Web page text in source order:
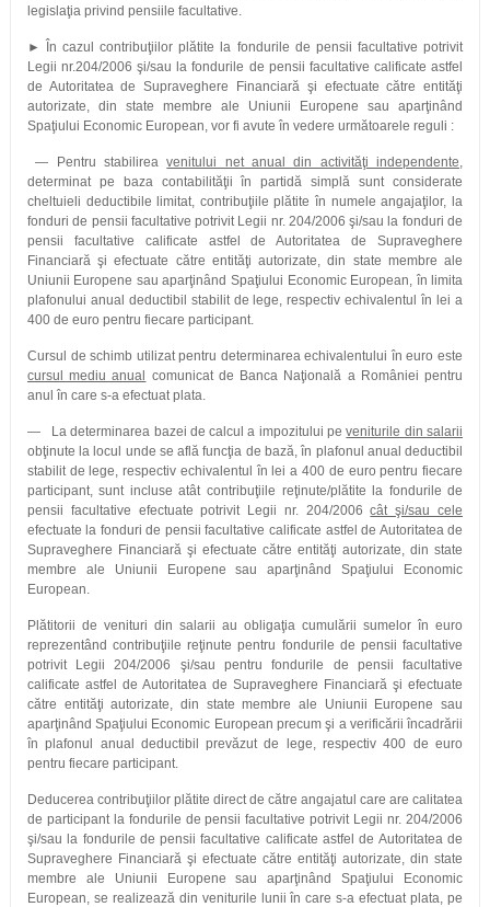
legislaţia privind pensiile facultative.
► În cazul contribuţiilor plătite la fondurile de pensii facultative potrivit
Legii nr.204/2006 şi/sau la fondurile de pensii facultative calificate astfel
de Autoritatea de Supraveghere Financiară şi efectuate către entităţi
autorizate, din state membre ale Uniunii Europene sau aparţinând
Spaţiului Economic European, vor fi avute în vedere următoarele reguli :
— Pentru stabilireavenitului net anual din activităţi independente,
determinat pe baza contabilităţii în partidă simplă sunt considerate
cheltuieli deductibile limitat, contribuţiile plătite în numele angajaţilor, la
fonduri de pensii facultative potrivit Legii nr. 204/2006 şi/sau la fonduri de
pensii facultative calificate astfel de Autoritatea de Supraveghere
Financiară şi efectuate către entităţi autorizate, din state membre ale
Uniunii Europene sau aparţinând Spaţiului Economic European, în limita
plafonului anual deductibil stabilit de lege, respectiv echivalentul în lei a
400 de euro pentru fiecare participant.
Cursul de schimb utilizat pentru determinarea echivalentului în euro este
cursul mediu anual
comunicat de Banca Naţională a României pentru
anul în care s-a efectuat plata.
— La determinarea bazei de calcul a impozitului peveniturile din salarii
obţinute la locul unde se află funcţia de bază, în plafonul anual deductibil
stabilit de lege, respectiv echivalentul în lei a 400 de euro pentru fiecare
participant, sunt incluse atât contribuţiile reţinute/plătite la fondurile de
pensii facultative efectuate potrivit Legii nr. 204/2006cât şi/sau cele
efectuate la fonduri de pensii facultative calificate astfel de Autoritatea de
Supraveghere Financiară şi efectuate către entităţi autorizate, din state
membre ale Uniunii Europene sau aparţinând Spaţiului Economic
European.
Plătitorii de venituri din salarii au obligaţia cumulării sumelor în euro
reprezentând contribuţiile reţinute pentru fondurile de pensii facultative
potrivit Legii 204/2006 şi/sau pentru fondurile de pensii facultative
calificate astfel de Autoritatea de Supraveghere Financiară şi efectuate
către entităţi autorizate, din state membre ale Uniunii Europene sau
aparţinând Spaţiului Economic European precum şi a verificării încadrării
în plafonul anual deductibil prevăzut de lege, respectiv 400 de euro
pentru fiecare participant.
Deducerea contribuţiilor plătite direct de către angajatul care are calitatea
de participant la fondurile de pensii facultative potrivit Legii nr. 204/2006
şi/sau la fondurile de pensii facultative calificate astfel de Autoritatea de
Supraveghere Financiară şi efectuate către entităţi autorizate, din state
membre ale Uniunii Europene sau aparţinând Spaţiului Economic
European, se realizează din veniturile lunii în care s-a efectuat plata, pe